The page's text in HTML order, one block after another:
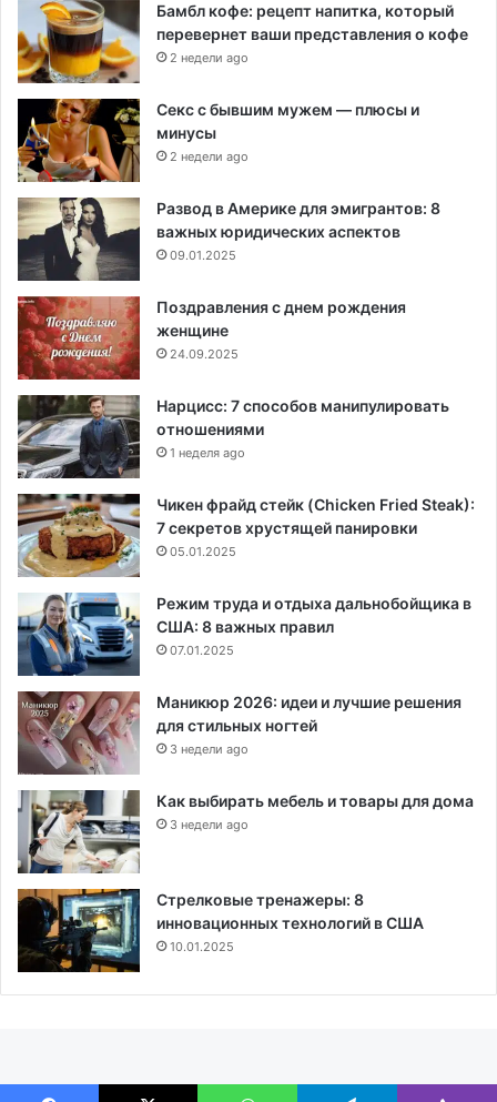
Бамбл кофе: рецепт напитка, который
перевернет ваши представления о кофе
2 недели ago
Секс с бывшим мужем — плюсы и
минусы
2 недели ago
Развод в Америке для эмигрантов: 8
важных юридических аспектов
09.01.2025
Поздравления с днем рождения
женщине
24.09.2025
Нарцисс: 7 способов манипулировать
отношениями
1 неделя ago
Чикен фрайд стейк (Chicken Fried Steak):
7 секретов хрустящей панировки
05.01.2025
Режим труда и отдыха дальнобойщика в
США: 8 важных правил
07.01.2025
Маникюр 2026: идеи и лучшие решения
для стильных ногтей
3 недели ago
Как выбирать мебель и товары для дома
3 недели ago
Стрелковые тренажеры: 8
инновационных технологий в США
10.01.2025